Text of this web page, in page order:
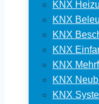
KNX
KNX
KNX
KNX
KNX
KNX
KNX